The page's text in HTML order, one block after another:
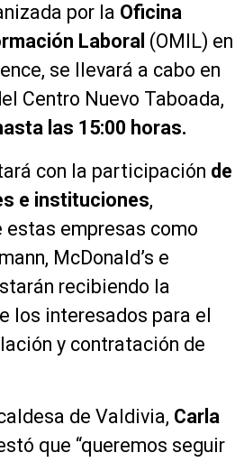
por la Oficina
Laboral (OMIL) en
se llevará a cabo en
Centro Nuevo Taboada,
las 15:00 horas.
con la participación de
e instituciones,
estas empresas como
McDonald’s e
recibiendo la
los interesados para el
y contratación de
de Valdivia, Carla
que “queremos seguir